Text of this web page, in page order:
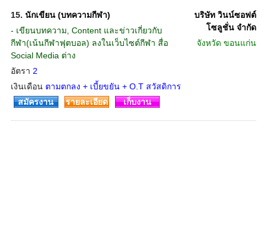
15. นักเขียน (บทความกีฬา)
- เขียนบทความ, Content และข่าวเกี่ยวกับ
กีฬา(เน้นกีฬาฟุตบอล) ลงในเว็บไซต์กีฬา สื่อ
Social Media ต่าง
อัตรา 2
เงินเดือน ตามตกลง + เบี้ยขยัน + O.T สวัสดิการ
บริษัท วินน์ซอฟต์
โซลูชั่น จำกัด
จังหวัด ขอนแก่น
สมัครงาน รายละเอียด เก็บงาน